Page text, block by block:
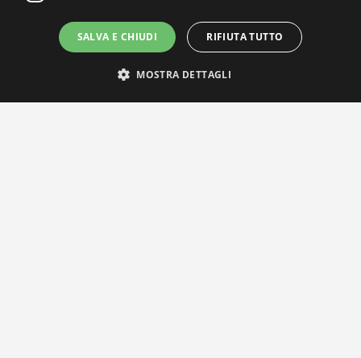
SALVA E CHIUDI RIFIUTA TUTTO
MOSTRA DETTAGLI